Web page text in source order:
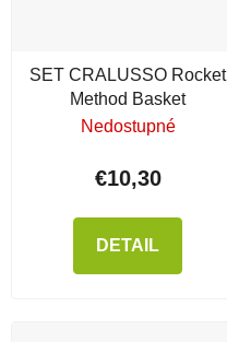
SET CRALUSSO Rocket
Method Basket
Nedostupné
€10,30
DETAIL